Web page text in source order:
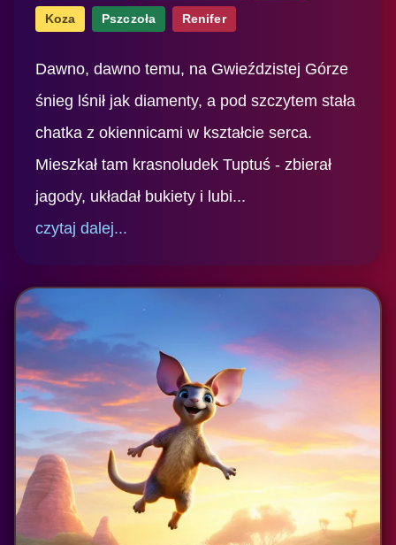
Koza Pszczoła Renifer
Dawno, dawno temu, na Gwieździstej Górze
śnieg lśnił jak diamenty, a pod szczytem stała
chatka z okiennicami w kształcie serca.
Mieszkał tam krasnoludek Tuptuś - zbierał
jagody, układał bukiety i lubi...
czytaj dalej...